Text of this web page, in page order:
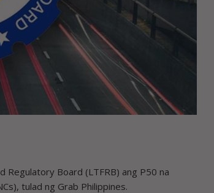
Regulatory Board (LTFRB) ang P50 na
tulad ng Grab Philippines.